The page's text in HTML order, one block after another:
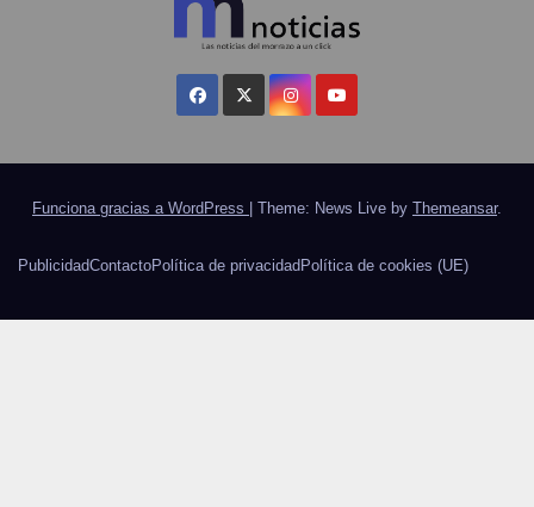
Funciona gracias a WordPress | Theme: News Live by Themeansar.
PublicidadContactoPolítica de privacidad Política de cookies (UE)